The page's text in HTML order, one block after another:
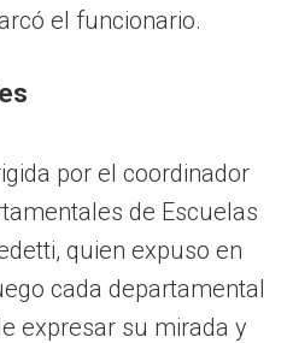
el funcionario.
por el coordinador
de Escuelas
quien expuso en
cada departamental
expresar su mirada y